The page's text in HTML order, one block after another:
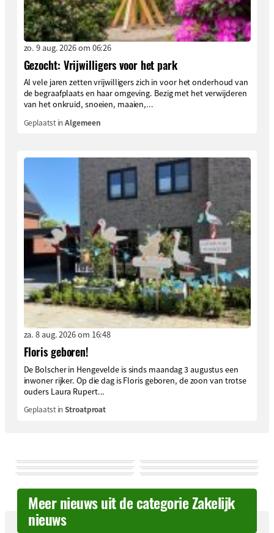
zo. 9 aug. 2026 om 06:26
Gezocht: Vrijwilligers voor het park
Al vele jaren zetten vrijwilligers zich in voor het onderhoud van
de begraafplaats en haar omgeving. Bezig met het verwijderen
van het onkruid, snoeien, maaien,...
Geplaatst inAlgemeen
za. 8 aug. 2026 om 16:48
Floris geboren!
De Bolscher in Hengevelde is sinds maandag 3 augustus een
inwoner rijker. Op die dag is Floris geboren, de zoon van trotse
ouders Laura Rupert...
Geplaatst inStroatproat
Meer nieuws uit de categorie Zakelijk
nieuws